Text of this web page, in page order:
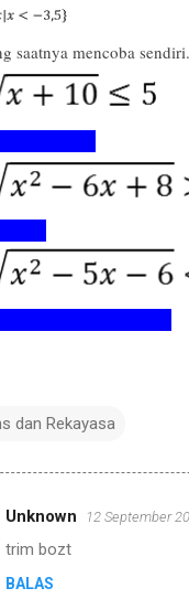
saatnya mencoba
dan Rekayasa
Unknown 12 September
trim bozt
BALAS